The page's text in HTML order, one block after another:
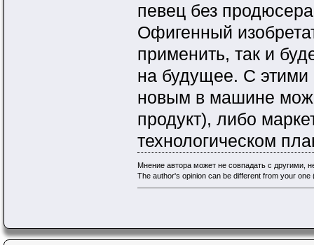
певец без
Офигенный
применить, так и
на будущее. С этими
новым в машине
продукт), либо
технологическом
Мнение автора может не совпадать с другими,
The author's opinion can be different from your